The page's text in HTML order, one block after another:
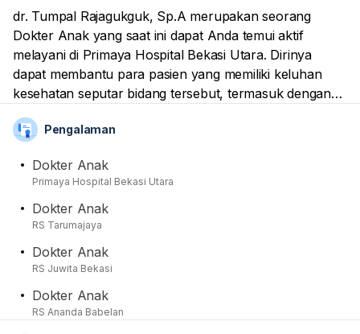
dr. Tumpal Rajagukguk, Sp.A merupakan seorang
Dokter Anak yang saat ini dapat Anda temui aktif
melayani di Primaya Hospital Bekasi Utara. Dirinya
dapat membantu para pasien yang memiliki keluhan
kesehatan seputar bidang tersebut, termasuk dengan
memberikan tindakan pemeriksaan dan pengobatan
yang diperlukan. Dari sisi akademis, beliau merupakan
Dios Educational Foundation (Adaptasi di Universitas
Sumatera Utara). Beliau juga ketika berkonsultasi turut
memberikan anjuran dan saran edukatif kepada para
pasien yang membutuhkan. Dari segi pengalaman, dr.
Tumpal Rajagukguk, Sp.A juga pernah berpraktik di RS
Tarumajaya, RS Juwita Bekasi, dan RS Ananda
Babelan. Terakhir namanya juga terdaftar dan tercatat
sebagai anggota aktif dari organisasi Ikatan Dokter
Indonesia (IDI) dan Ikatan Dokter Anak Indonesia
Pengalaman
Dokter Anak
Primaya Hospital Bekasi Utara
Dokter Anak
RS Tarumajaya
Dokter Anak
RS Juwita Bekasi
Dokter Anak
RS Ananda Babelan